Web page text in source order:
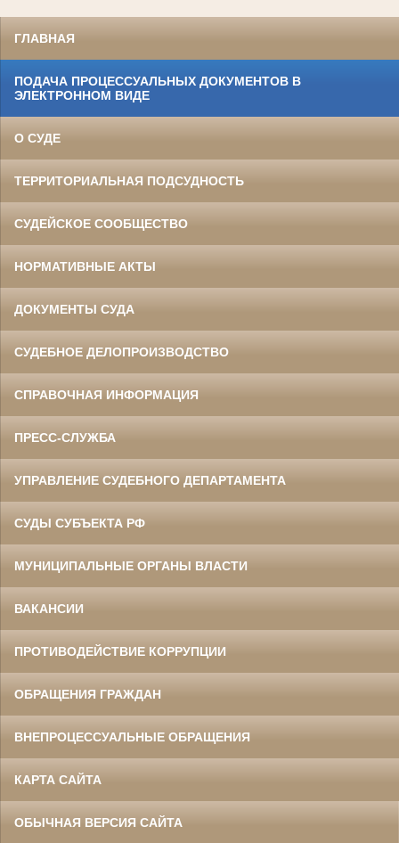
ГЛАВНАЯ
ПОДАЧА ПРОЦЕССУАЛЬНЫХ ДОКУМЕНТОВ В
ЭЛЕКТРОННОМ ВИДЕ
О СУДЕ
ТЕРРИТОРИАЛЬНАЯ ПОДСУДНОСТЬ
СУДЕЙСКОЕ СООБЩЕСТВО
НОРМАТИВНЫЕ АКТЫ
ДОКУМЕНТЫ СУДА
СУДЕБНОЕ ДЕЛОПРОИЗВОДСТВО
СПРАВОЧНАЯ ИНФОРМАЦИЯ
ПРЕСС-СЛУЖБА
УПРАВЛЕНИЕ СУДЕБНОГО ДЕПАРТАМЕНТА
СУДЫ СУБЪЕКТА РФ
МУНИЦИПАЛЬНЫЕ ОРГАНЫ ВЛАСТИ
ВАКАНСИИ
ПРОТИВОДЕЙСТВИЕ КОРРУПЦИИ
ОБРАЩЕНИЯ ГРАЖДАН
ВНЕПРОЦЕССУАЛЬНЫЕ ОБРАЩЕНИЯ
КАРТА САЙТА
ОБЫЧНАЯ ВЕРСИЯ САЙТА